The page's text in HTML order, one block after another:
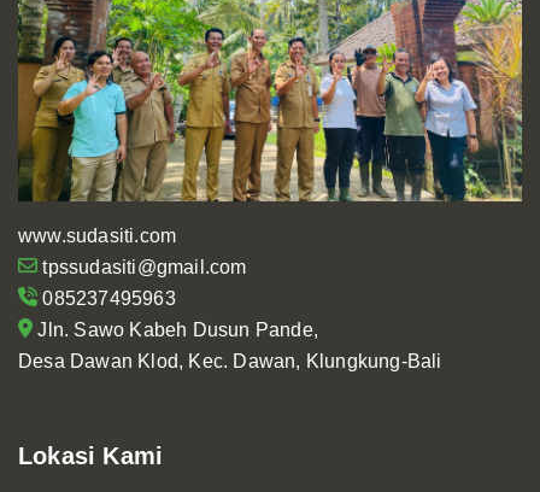
www.sudasiti.com
tpssudasiti@gmail.com
085237495963
Jln. Sawo Kabeh Dusun Pande,
Desa Dawan Klod, Kec. Dawan, Klungkung-Bali
Lokasi Kami